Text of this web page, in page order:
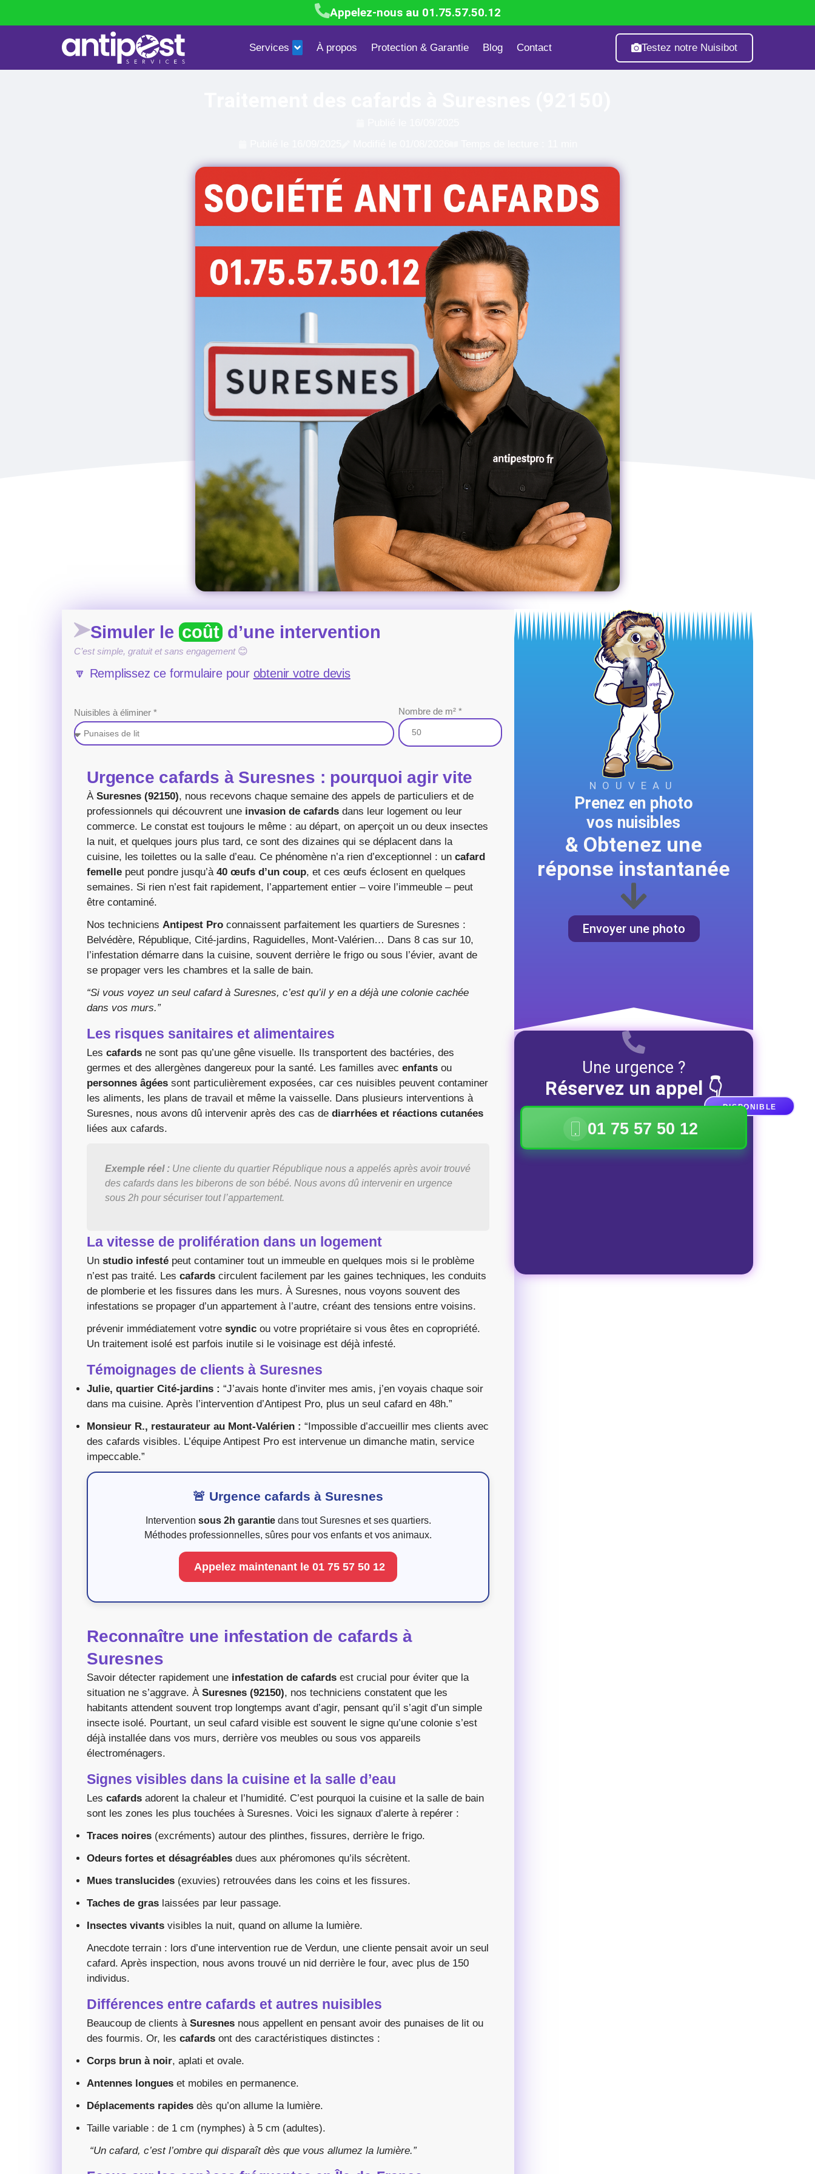
Appelez-nous au 01.75.57.50.12
Services À propos Protection & Garantie Blog Contact Testez notre Nuisibot
Punaises de lit Blattes & Cafards Mites textiles & alimentaires Dépigeonnage Guêpes & Frelons
Simuler le coût d’une intervention
C’est simple, gratuit et sans engagement 😊
🔽 Remplissez ce formulaire pour obtenir votre devis
Nuisibles à éliminer * Nombre de m² *
Urgence cafards à Suresnes : pourquoi agir vite
À Suresnes (92150), nous recevons chaque semaine des appels de particuliers et de
professionnels qui découvrent une invasion de cafards dans leur logement ou leur
commerce. Le constat est toujours le même : au départ, on aperçoit un ou deux insectes
la nuit, et quelques jours plus tard, ce sont des dizaines qui se déplacent dans la
cuisine, les toilettes ou la salle d’eau. Ce phénomène n’a rien d’exceptionnel : un cafard
femelle peut pondre jusqu’à 40 œufs d’un coup, et ces œufs éclosent en quelques
semaines. Si rien n’est fait rapidement, l’appartement entier – voire l’immeuble – peut
être contaminé.
Nos techniciens Antipest Pro connaissent parfaitement les quartiers de Suresnes :
Belvédère, République, Cité-jardins, Raguidelles, Mont-Valérien… Dans 8 cas sur 10,
l’infestation démarre dans la cuisine, souvent derrière le frigo ou sous l’évier, avant de
se propager vers les chambres et la salle de bain.
“Si vous voyez un seul cafard à Suresnes, c’est qu’il y en a déjà une colonie cachée
dans vos murs.”
Les risques sanitaires et alimentaires
Les cafards ne sont pas qu’une gêne visuelle. Ils transportent des bactéries, des
germes et des allergènes dangereux pour la santé. Les familles avec enfants ou
personnes âgées sont particulièrement exposées, car ces nuisibles peuvent contaminer
les aliments, les plans de travail et même la vaisselle. Dans plusieurs interventions à
Suresnes, nous avons dû intervenir après des cas de diarrhées et réactions cutanées
liées aux cafards.
Exemple réel : Une cliente du quartier République nous a appelés après avoir trouvé
des cafards dans les biberons de son bébé. Nous avons dû intervenir en urgence
sous 2h pour sécuriser tout l’appartement.
La vitesse de prolifération dans un logement
Un studio infesté peut contaminer tout un immeuble en quelques mois si le problème
n’est pas traité. Les cafards circulent facilement par les gaines techniques, les conduits
de plomberie et les fissures dans les murs. À Suresnes, nous voyons souvent des
infestations se propager d’un appartement à l’autre, créant des tensions entre voisins.
prévenir immédiatement votre syndic ou votre propriétaire si vous êtes en copropriété.
Un traitement isolé est parfois inutile si le voisinage est déjà infesté.
Témoignages de clients à Suresnes
Julie, quartier Cité-jardins : “J’avais honte d’inviter mes amis, j’en voyais chaque soir
dans ma cuisine. Après l’intervention d’Antipest Pro, plus un seul cafard en 48h.”
Monsieur R., restaurateur au Mont-Valérien : “Impossible d’accueillir mes clients avec
des cafards visibles. L’équipe Antipest Pro est intervenue un dimanche matin, service
impeccable.”
🚨 Urgence cafards à Suresnes
Intervention sous 2h garantiedans tout Suresnes et ses quartiers.
Méthodes professionnelles, sûres pour vos enfants et vos animaux.
Appelez maintenant le 01 75 57 50 12
Reconnaître une infestation de cafards à
Suresnes
Savoir détecter rapidement une infestation de cafards est crucial pour éviter que la
situation ne s’aggrave. À Suresnes (92150), nos techniciens constatent que les
habitants attendent souvent trop longtemps avant d’agir, pensant qu’il s’agit d’un simple
insecte isolé. Pourtant, un seul cafard visible est souvent le signe qu’une colonie s’est
déjà installée dans vos murs, derrière vos meubles ou sous vos appareils
électroménagers.
Signes visibles dans la cuisine et la salle d’eau
Les cafards adorent la chaleur et l’humidité. C’est pourquoi la cuisine et la salle de bain
sont les zones les plus touchées à Suresnes. Voici les signaux d’alerte à repérer :
Traces noires (excréments) autour des plinthes, fissures, derrière le frigo.
Odeurs fortes et désagréables dues aux phéromones qu’ils sécrètent.
Mues translucides (exuvies) retrouvées dans les coins et les fissures.
Taches de gras laissées par leur passage.
Insectes vivants visibles la nuit, quand on allume la lumière.
Anecdote terrain : lors d’une intervention rue de Verdun, une cliente pensait avoir un seul
cafard. Après inspection, nous avons trouvé un nid derrière le four, avec plus de 150
individus.
Différences entre cafards et autres nuisibles
Beaucoup de clients à Suresnes nous appellent en pensant avoir des punaises de lit ou
des fourmis. Or, les cafards ont des caractéristiques distinctes :
Corps brun à noir, aplati et ovale.
Antennes longues et mobiles en permanence.
Déplacements rapides dès qu’on allume la lumière.
Taille variable : de 1 cm (nymphes) à 5 cm (adultes).
“Un cafard, c’est l’ombre qui disparaît dès que vous allumez la lumière.”
NOUVEAU
Prenez en photo
vos nuisibles
& Obtenez une
réponse instantanée
Envoyer une photo
Une urgence ?
Réservez un appel 👇
01 75 57 50 12
DISPONIBLE